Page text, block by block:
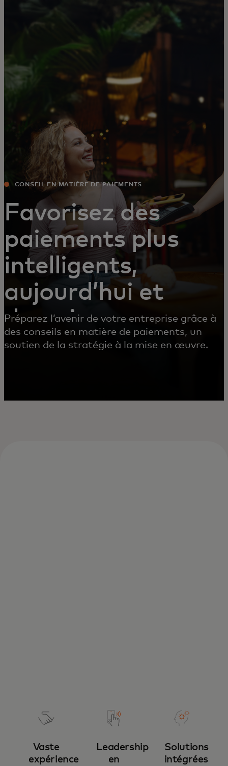
Pour les entreprises
Pour le monde
Pour les innovateurs
Actualités et tendances
CONSEIL EN MATIÈRE DE PAIEMENTS
Favorisez des
paiements plus
intelligents,
aujourd’hui et
demain
Préparez l’avenir de votre entreprise grâce à
des conseils en matière de paiements, un
soutien de la stratégie à la mise en œuvre.
Vaste
expérience
Leadership
en
Solutions
intégrées